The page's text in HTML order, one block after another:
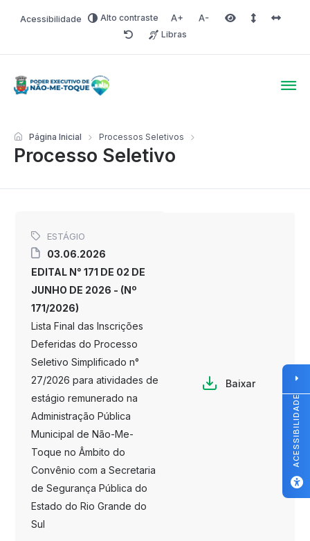
Acessibilidade Alto contraste Aumentar fonte
Diminuir fonteÁrea selecionada
Espaço
RedefinirLibras
Processo Seletivo
Página Inicial Processos Seletivos
ESTÁGIO
03.06.2026
EDITAL N° 171 DE 02 DE
JUNHO DE 2026 - (Nº
171/2026)
Lista Final das Inscrições
Deferidas do Processo
Seletivo Simplificado n°
27/2026 para atividades de
estágio remunerado na
Administração Pública
Municipal de Não-Me-
Toque no Âmbito do
Convênio com a Secretaria
de Segurança Pública do
Estado do Rio Grande do
Sul
Baixar
ACESSIBILIDADE